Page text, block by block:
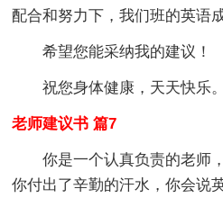
配合和努力下，我们班的英语
希望您能采纳我的建议！
祝您身体健康，天天快乐。
老师建议书 篇7
你是一个认真负责的老师
你付出了辛勤的汗水，你会说